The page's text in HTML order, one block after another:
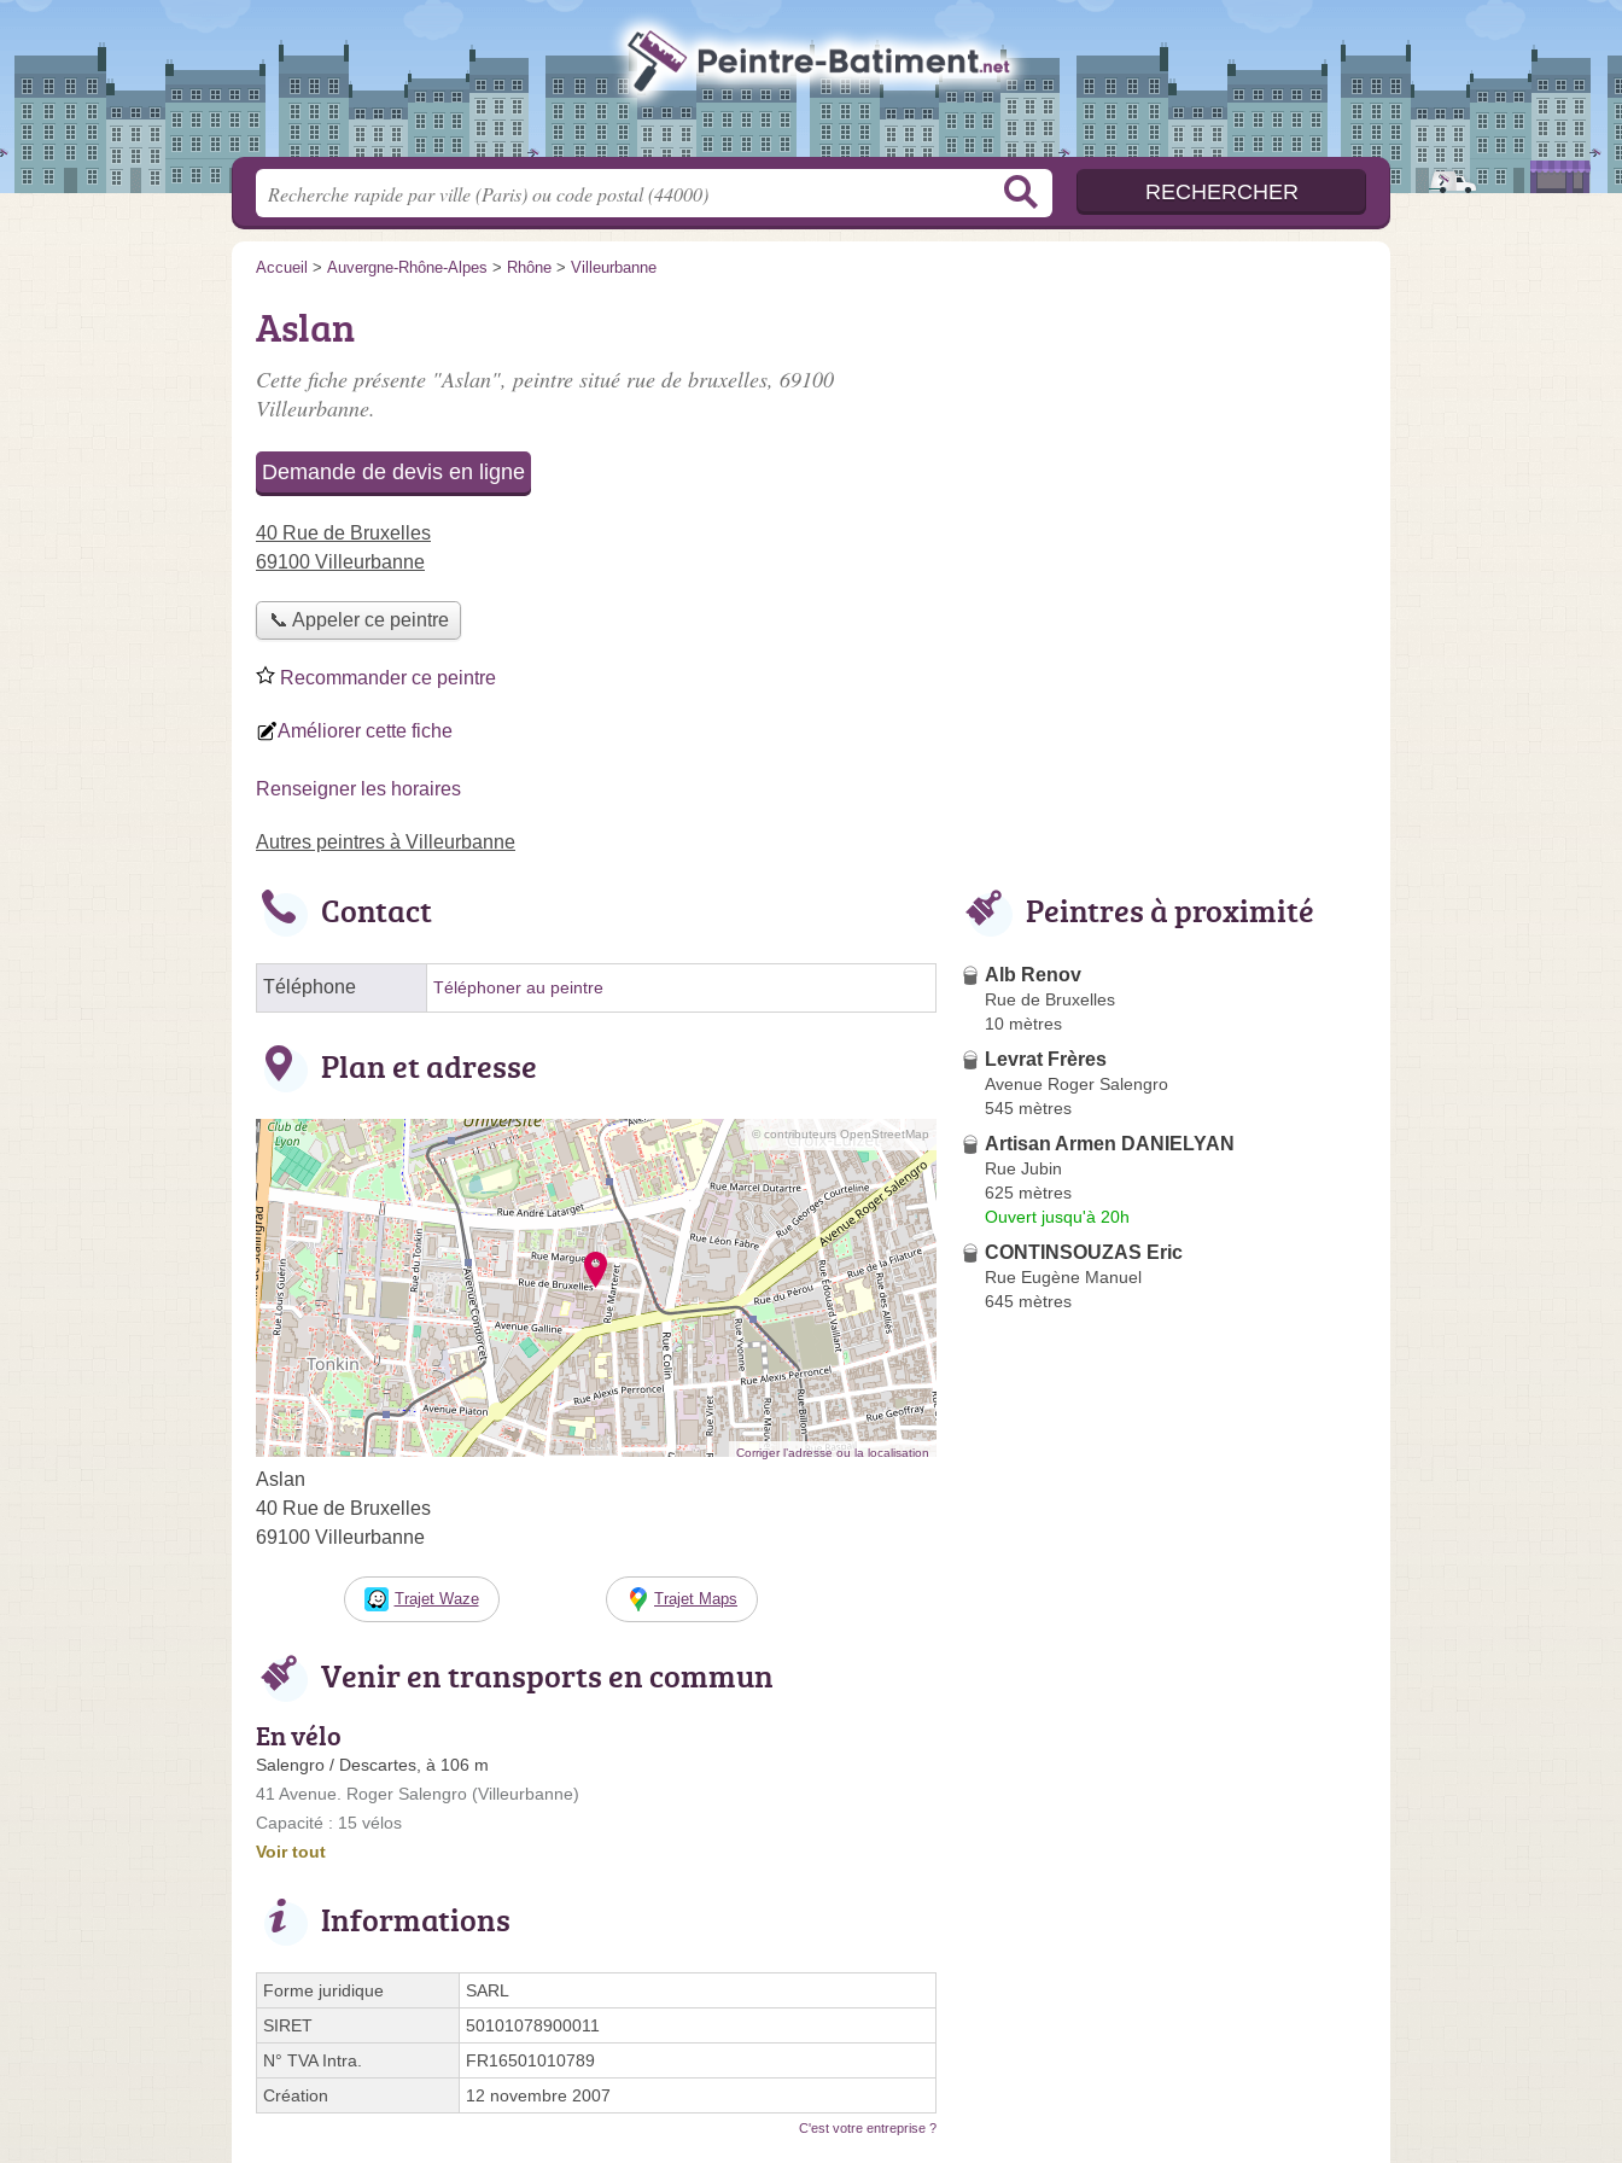
Accueil > Auvergne-Rhône-Alpes > Rhône > Villeurbanne
Aslan
Cette fiche présente "Aslan", peintre situé rue de bruxelles, 69100
Villeurbanne.
Demande de devis en ligne
40 Rue de Bruxelles
69100 Villeurbanne
📞 Appeler ce peintre
Recommander ce peintre
Améliorer cette fiche
Renseigner les horaires
Autres peintres à Villeurbanne
Contact
Téléphone Téléphoner au peintre
Plan et adresse
© contributeurs OpenStreetMap
Corriger l’adresse ou la localisation
Aslan
40 Rue de Bruxelles
69100 Villeurbanne
Trajet Waze Trajet Maps
Venir en transports en commun
En vélo
Salengro / Descartes, à 106 m
41 Avenue. Roger Salengro (Villeurbanne)
Capacité : 15 vélos
Voir tout
Informations
Forme juridique
SARL
SIRET
50101078900011
N° TVA Intra.
FR16501010789
Création
12 novembre 2007
C'est votre entreprise ?
Peintres à proximité
Alb Renov
Rue de Bruxelles
10 mètres
Levrat Frères
Avenue Roger Salengro
545 mètres
Artisan Armen DANIELYAN
Rue Jubin
625 mètres
Ouvert jusqu'à 20h
CONTINSOUZAS Eric
Rue Eugène Manuel
645 mètres